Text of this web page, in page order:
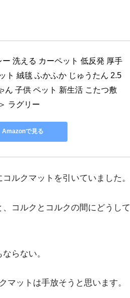
洗える カーペット 低反発 厚手
ト 絨毯 ふかふか じゅうたん 2.5
ん 子供 ペット 新生活 こたつ敷
ラグリー
Amazonで見る
ルクマットを引いていました。
コルクとコルクの間にどうして
らない。
マットは手放そうと思います。